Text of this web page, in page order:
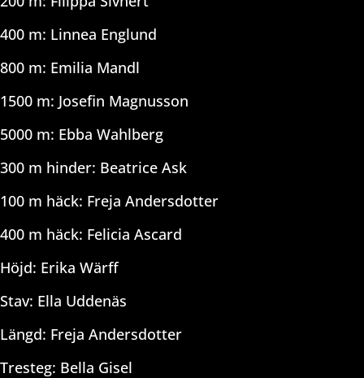
400 m: Linnea Englund
800 m: Emilia Mandl
1500 m: Josefin Magnusson
5000 m: Ebba Wahlberg
300 m hinder: Beatrice Ask
100 m häck: Freja Andersdotter
400 m häck: Felicia Ascard
Höjd: Erika Wärff
Stav: Ella Uddenäs
Längd: Freja Andersdotter
Tresteg: Bella Gisel